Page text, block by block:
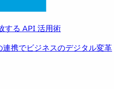
する API 活用術
携でビジネスのデジタル変革